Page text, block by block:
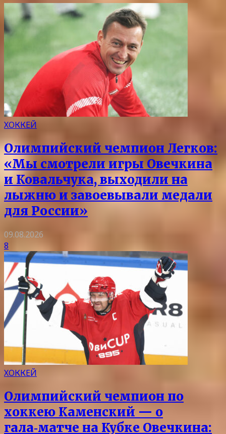
ХОККЕЙ
Олимпийский чемпион Легков:
«Мы смотрели игры Овечкина
и Ковальчука, выходили на
лыжню и завоевывали медали
для России»
09.08.2026
8
ХОККЕЙ
Олимпийский чемпион по
хоккею Каменский — о
гала‑матче на Кубке Овечкина: